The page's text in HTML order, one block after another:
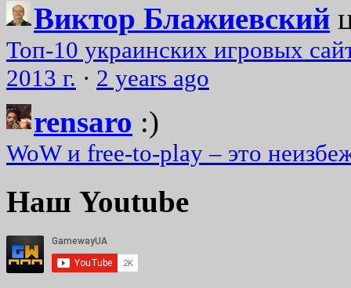
Виктор Блажиевский
Топ-10 украинских игровых
2013 г. · 2 years ago
rensaro :)
WoW и free-to-play – это
Наш Youtube